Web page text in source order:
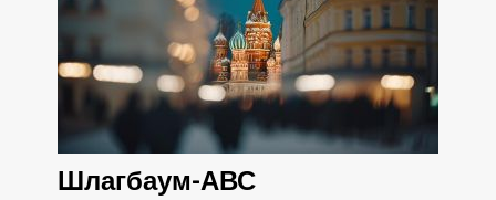
Шлагбаум-АВС